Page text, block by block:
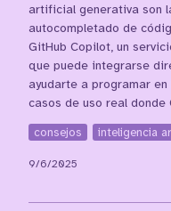
artificial generativa son
autocompletado de
GitHub Copilot, un
que puede integrarse
ayudarte a programar
casos de uso real donde
consejos inteligencia
9/6/2025